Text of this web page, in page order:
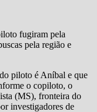
fugiram pela
pela região e
piloto é Aníbal e que
o copiloto, o
(MS), fronteira do
investigadores de